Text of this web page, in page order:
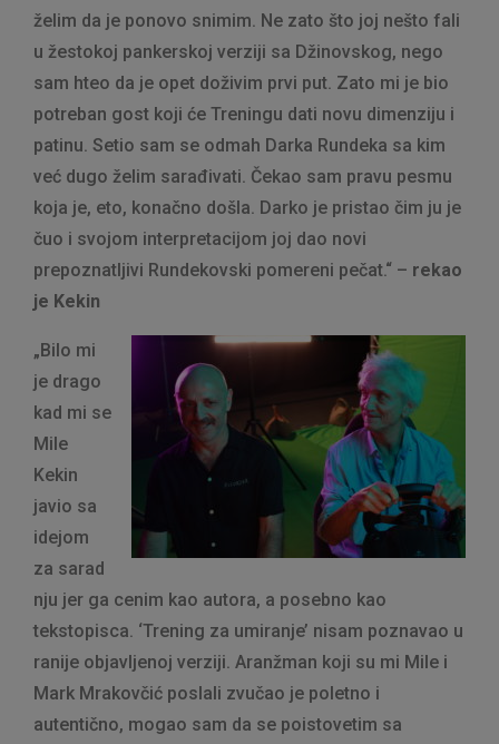
želim da je ponovo snimim. Ne zato što joj nešto fali
u žestokoj pankerskoj verziji sa Džinovskog, nego
sam hteo da je opet doživim prvi put. Zato mi je bio
potreban gost koji će Treningu dati novu dimenziju i
patinu. Setio sam se odmah Darka Rundeka sa kim
već dugo želim sarađivati. Čekao sam pravu pesmu
koja je, eto, konačno došla. Darko je pristao čim ju je
čuo i svojom interpretacijom joj dao novi
prepoznatljivi Rundekovski pomereni pečat.“ – rekao
je Kekin
„Bilo mi
je drago
kad mi se
Mile
Kekin
javio sa
idejom
za sarad
nju jer ga cenim kao autora, a posebno kao
tekstopisca. ‘Trening za umiranje’ nisam poznavao u
ranije objavljenoj verziji. Aranžman koji su mi Mile i
Mark Mrakovčić poslali zvučao je poletno i
autentično, mogao sam da se poistovetim sa